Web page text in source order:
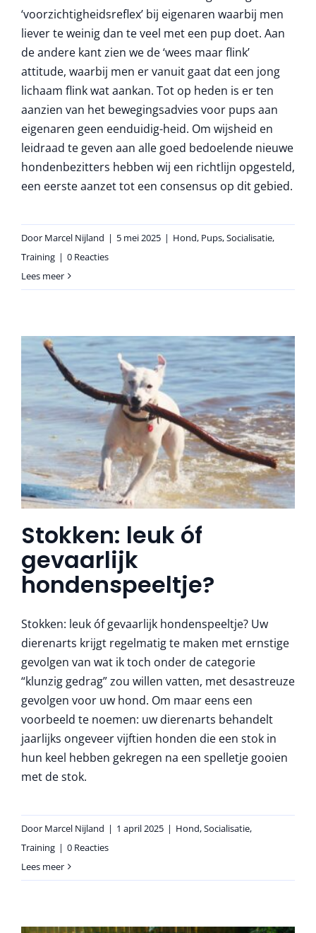
‘voorzichtigheidsreflex’ bij eigenaren waarbij men
liever te weinig dan te veel met een pup doet. Aan
de andere kant zien we de ‘wees maar flink’
attitude, waarbij men er vanuit gaat dat een jong
lichaam flink wat aankan. Tot op heden is er ten
aanzien van het bewegingsadvies voor pups aan
eigenaren geen eenduidig-heid. Om wijsheid en
leidraad te geven aan alle goed bedoelende nieuwe
hondenbezitters hebben wij een richtlijn opgesteld,
een eerste aanzet tot een consensus op dit gebied.
Door Marcel Nijland | 5 mei 2025 | Hond, Pups,Socialisatie,
Training | 0 Reacties
Lees meer
Stokken: leuk óf
gevaarlijk
hondenspeeltje?
Stokken: leuk óf gevaarlijk hondenspeeltje? Uw
dierenarts krijgt regelmatig te maken met ernstige
gevolgen van wat ik toch onder de categorie
“klunzig gedrag” zou willen vatten, met desastreuze
gevolgen voor uw hond. Om maar eens een
voorbeeld te noemen: uw dierenarts behandelt
jaarlijks ongeveer vijftien honden die een stok in
hun keel hebben gekregen na een spelletje gooien
met de stok.
Door Marcel Nijland | 1 april 2025 | Hond,Socialisatie,
Training | 0 Reacties
Lees meer